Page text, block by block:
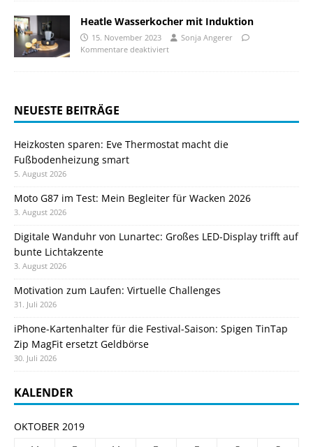
Heatle Wasserkocher mit Induktion
15. November 2023
Sonja Angerer
Kommentare deaktiviert
NEUESTE BEITRÄGE
Heizkosten sparen: Eve Thermostat macht die
Fußbodenheizung smart
5. August 2026
Moto G87 im Test: Mein Begleiter für Wacken 2026
3. August 2026
Digitale Wanduhr von Lunartec: Großes LED-Display trifft auf
bunte Lichtakzente
3. August 2026
Motivation zum Laufen: Virtuelle Challenges
31. Juli 2026
iPhone-Kartenhalter für die Festival-Saison: Spigen TinTap
Zip MagFit ersetzt Geldbörse
30. Juli 2026
KALENDER
OKTOBER 2019